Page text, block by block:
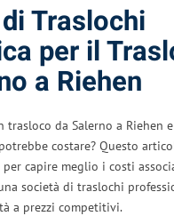
Traslochi
per il
a Riehen
trasloco da Salerno a Riehen
costare? Questo
capire meglio i costi
una società di traslochi
a prezzi competitivi.